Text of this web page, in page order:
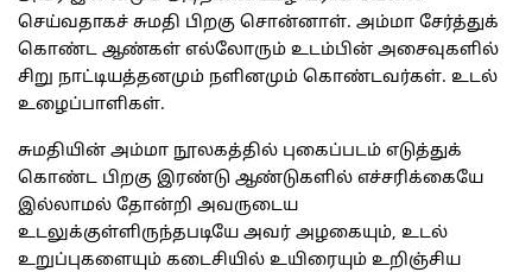
செய்வதாகச் சுமதி பிறகு சொன்னாள். அம்மா சேர்த்துக்
கொண்ட ஆண்கள் எல்லோரும் உடம்பின் அசைவுகளில்
சிறு நாட்டியத்தனமும் நளினமும் கொண்டவர்கள். உடல்
உழைப்பாளிகள்.
சுமதியின் அம்மா நூலகத்தில் புகைப்படம் எடுத்துக்
கொண்ட பிறகு இரண்டு ஆண்டுகளில் எச்சரிக்கையே
இல்லாமல் தோன்றி அவருடைய
உடலுக்குள்ளிருந்தபடியே அவர் அழகையும், உடல்
உறுப்புகளையும் கடைசியில் உயிரையும் உறிஞ்சிய